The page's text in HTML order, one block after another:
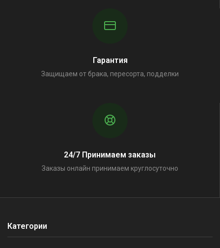
Гарантия
Защищаем от брака, пересорта, подделки
24/7 Принимаем заказы
Заказы онлайн принимаем круглосуточно
Категории